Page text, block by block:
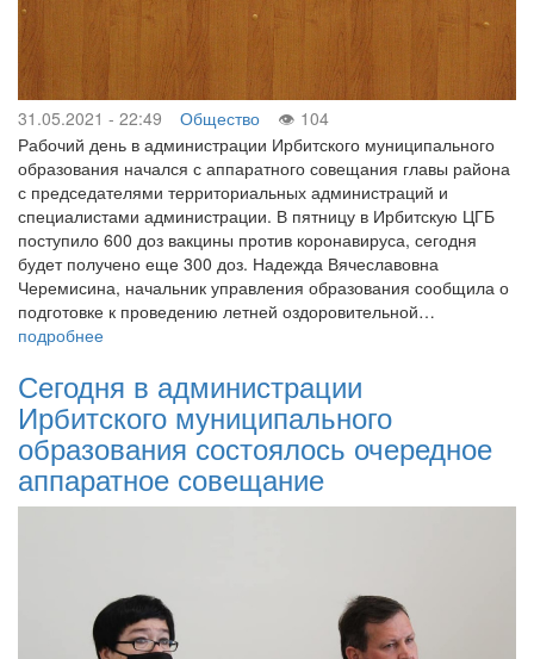
31.05.2021 - 22:49 Общество
104
Рабочий день в администрации Ирбитского муниципального
образования начался с аппаратного совещания главы района
с председателями территориальных администраций и
специалистами администрации. В пятницу в Ирбитскую ЦГБ
поступило 600 доз вакцины против коронавируса, сегодня
будет получено еще 300 доз. Надежда Вячеславовна
Черемисина, начальник управления образования сообщила о
подготовке к проведению летней оздоровительной…
подробнее
Сегодня в администрации
Ирбитского муниципального
образования состоялось очередное
аппаратное совещание